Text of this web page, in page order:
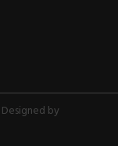
Designed by